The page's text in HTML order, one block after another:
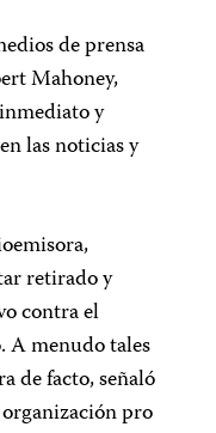
de prensa
Mahoney,
y
las noticias y
retirado y
contra el
A menudo tales
de facto, señaló
pro